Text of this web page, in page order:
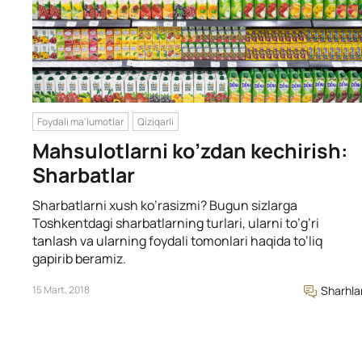
Foydali ma'lumotlar Qiziqarli
Mahsulotlarni ko’zdan kechirish:
Sharbatlar
Sharbatlarni xush ko’rasizmi? Bugun sizlarga
Toshkentdagi sharbatlarning turlari, ularni to’g’ri
tanlash va ularning foydali tomonlari haqida to’liq
gapirib beramiz.
15 Mart, 2018